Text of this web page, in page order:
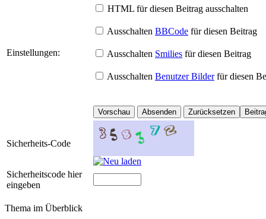
Einstellungen:
HTML für diesen Beitrag ausschalten
Ausschalten BBCode für diesen Beitrag
Ausschalten Smilies für diesen Beitrag
Ausschalten Benutzer Bilderfür diesen
Sicherheits-Code
Sicherheitscode hier
eingeben
Thema im Überblick